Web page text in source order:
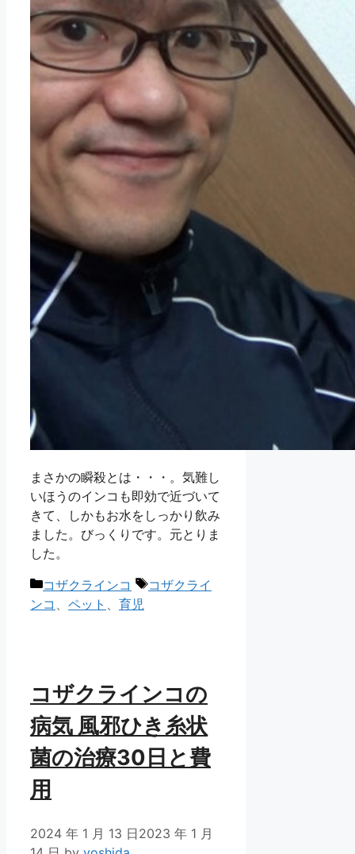
まさかの瞬殺とは・・・。気難し
いほうのインコも即効で近づいて
きて、しかもお水をしっかり飲み
ました。びっくりです。元とりま
した。
カ
テ
コザクラインコ
タ
コザクライ
ンコ
ペット 育児
コザクラインコの
病気 風邪ひき糸状
菌の治療30日と費
用
2024 年 1 月 13 日2023 年 1 月